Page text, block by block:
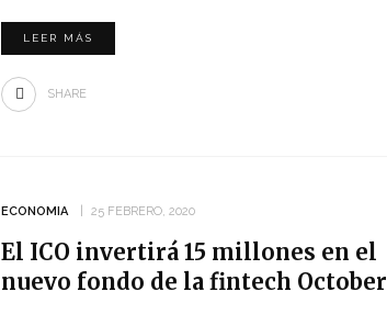
LEER MÁS
SHARE
ECONOMIA 25 FEBRERO, 2020
El ICO invertirá 15 millones en el
nuevo fondo de la fintech October